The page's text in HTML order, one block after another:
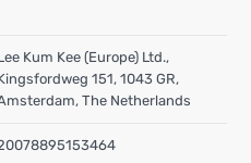
Kum Kee (Europe) Ltd.,
151, 1043 GR,
The Netherlands